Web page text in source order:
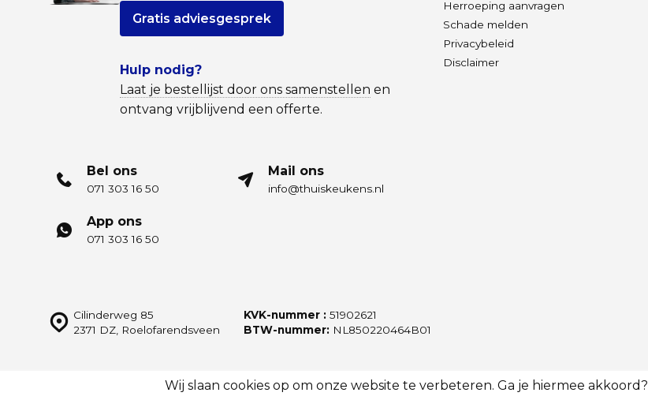
Gratis adviesgesprek
Hulp nodig?
Laat je bestellijst door ons samenstellen en
ontvang vrijblijvend een offerte.
Bel ons
071 303 16 50
Mail ons
info@thuiskeukens.nl
App ons
071 303 16 50
Herroeping aanvragen
Schade melden
Privacybeleid
Disclaimer
Cilinderweg 85
2371 DZ, Roelofarendsveen
KVK-nummer : 51902621
BTW-nummer: NL850220464B01
Wij slaan cookies op om onze website te verbeteren. Ga je hiermee akkoord?